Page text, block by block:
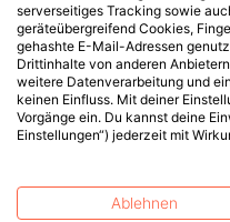
serverseitiges Tracking sowie
geräteübergreifend Cookies,
gehashte E-Mail-Adressen
Drittinhalte von anderen
weitere Datenverarbeitung und
keinen Einfluss. Mit deiner
Vorgänge ein. Du kannst deine
Einstellungen“) jederzeit mit
Ablehnen